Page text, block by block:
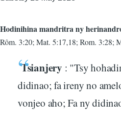
Hodinihina mandritra ny
Rôm. 3:20; Mat. 5:17,18; Rom. 3:28;
Tsianjery : "Tsy
didinao; fa ireny no
vonjeo aho; Fa ny